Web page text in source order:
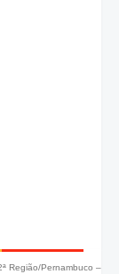
Região/Pernambuco –